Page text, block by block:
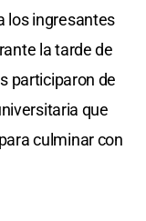
los ingresantes
la tarde de
participaron de
que
culminar con